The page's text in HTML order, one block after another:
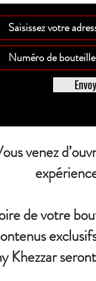
venez
de votre
Khezzar